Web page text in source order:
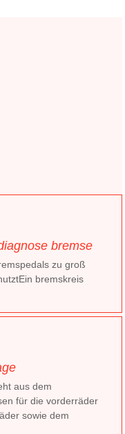
bremse
zu groß
bremskreis
aus dem
für die vorderräder
sowie dem